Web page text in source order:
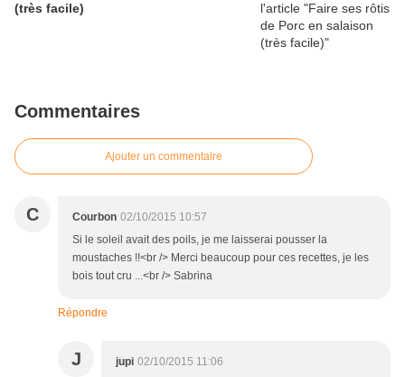
(très facile)
Commentaires
Ajouter un commentaire
C Courbon 02/10/2015 10:57
Si le soleil avait des poils, je me laisserai pousser la
moustaches !!<br /> Merci beaucoup pour ces recettes, je les
bois tout cru ...<br /> Sabrina
Répondre
J jupi 02/10/2015 11:06